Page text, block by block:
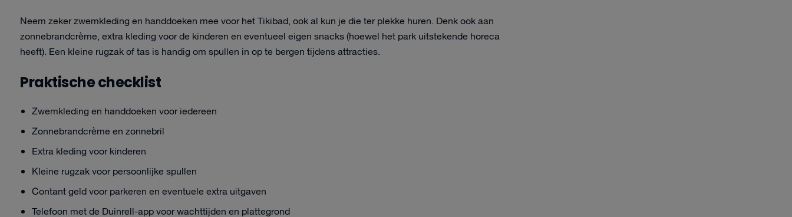
Neem zeker zwemkleding en handdoeken mee voor het Tikibad, ook al kun je die ter plekke huren. Denk ook aan
zonnebrandcrème, extra kleding voor de kinderen en eventueel eigen snacks (hoewel het park uitstekende horeca
heeft). Een kleine rugzak of tas is handig om spullen in op te bergen tijdens attracties.
Praktische checklist
Zwemkleding en handdoeken voor iedereen
Zonnebrandcrème en zonnebril
Extra kleding voor kinderen
Kleine rugzak voor persoonlijke spullen
Contant geld voor parkeren en eventuele extra uitgaven
Telefoon met de Duinrell-app voor wachttijden en plattegrond